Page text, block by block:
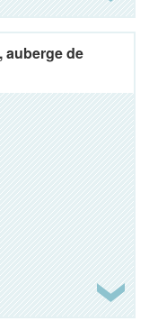
auberge de